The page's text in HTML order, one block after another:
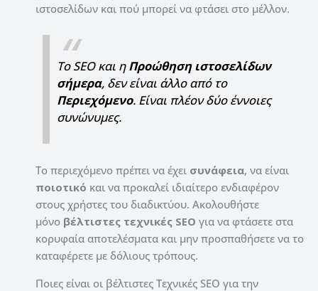
ιστοσελίδων και πού μπορεί να φτάσει στο μέλλον.
Το SEO και ηΠροώθηση ιστοσελίδων
σήμερα, δεν είναι άλλο από το
Περιεχόμενο. Είναι πλέον δύο έννοιες
συνώνυμες.
Το περιεχόμενο πρέπει να έχει συνάφεια, να είναι
ποιοτικό και να προκαλεί ιδιαίτερο ενδιαφέρον
στους χρήστες του διαδικτύου. Ακολουθήστε
μόνο βέλτιστες τεχνικές SEO για να φτάσετε στα
κορυφαία αποτελέσματα και μην προσπαθήσετε να το
καταφέρετε με δόλιους τρόπους.
Ποιες είναι οι βέλτιστες Τεχνικές SEO για την